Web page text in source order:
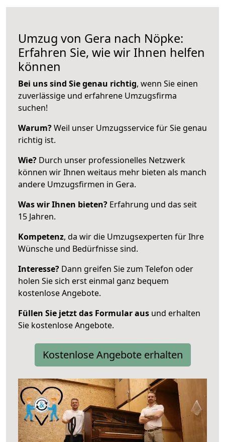
Umzug von Gera nach Nöpke:
Erfahren Sie, wie wir Ihnen helfen
können
Bei uns sind Sie genau richtig, wenn Sie einen
zuverlässige und erfahrene Umzugsfirma
suchen!
Warum?Weil unser Umzugsservice für Sie genau
richtig ist.
Wie? Durch unser professionelles Netzwerk
können wir Ihnen weitaus mehr bieten als manch
andere Umzugsfirmen in Gera.
Was wir Ihnen bieten? Erfahrung und das seit
15 Jahren.
Kompetenz, da wir die Umzugsexperten für Ihre
Wünsche und Bedürfnisse sind.
Interesse? Dann greifen Sie zum Telefon oder
holen Sie sich erst einmal ganz bequem
kostenlose Angebote.
Füllen Sie jetzt das Formular aus und erhalten
Sie kostenlose Angebote.
Kostenlose Angebote erhalten